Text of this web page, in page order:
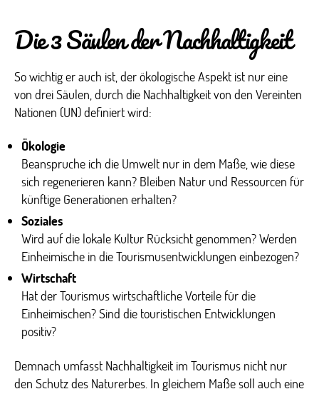
Die 3 Säulen der Nachhaltigkeit
So wichtig er auch ist, der ökologische Aspekt ist nur eine
von drei Säulen, durch die Nachhaltigkeit von den Vereinten
Nationen (UN) definiert wird:
Ökologie
Beanspruche ich die Umwelt nur in dem Maße, wie diese
sich regenerieren kann? Bleiben Natur und Ressourcen für
künftige Generationen erhalten?
Soziales
Wird auf die lokale Kultur Rücksicht genommen? Werden
Einheimische in die Tourismusentwicklungen einbezogen?
Wirtschaft
Hat der Tourismus wirtschaftliche Vorteile für die
Einheimischen? Sind die touristischen Entwicklungen
positiv?
Demnach umfasst Nachhaltigkeit im Tourismus nicht nur
den Schutz des Naturerbes. In gleichem Maße soll auch eine